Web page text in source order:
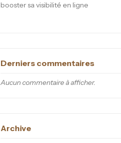
booster sa visibilité en ligne
Derniers commentaires
Aucun commentaire à afficher.
Archive